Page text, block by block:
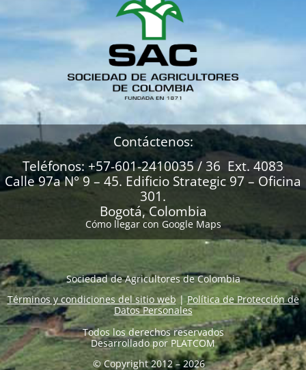
Contáctenos:
Teléfonos: +57-601-2410035 / 36 Ext. 4083
Calle 97a N° 9 – 45. Edificio Strategic 97 – Oficina
301.
Bogotá, Colombia
Cómo llegar con Google Maps
Sociedad de Agricultores de Colombia
Términos y condiciones del sitio web|Política de Protección de
Datos Personales
Todos los derechos reservados
Desarrollado por PLATCOM
© Copyright 2012 – 2026